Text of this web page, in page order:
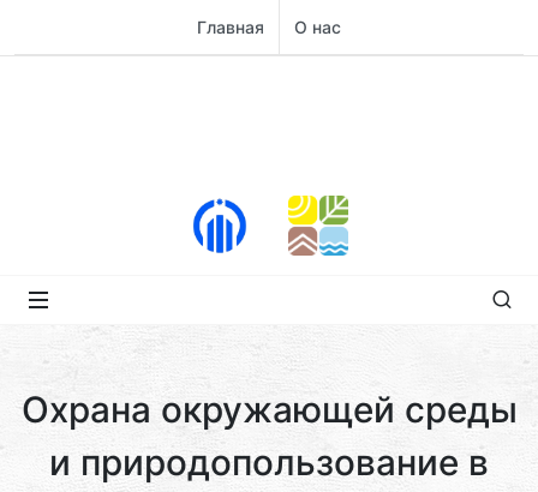
Главная О нас
Охрана окружающей среды
и природопользование в